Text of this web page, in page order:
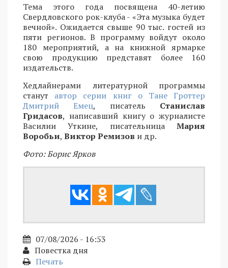
Тема этого года посвящена 40-летию
Свердловского рок-клуба - «Эта музыка будет
вечной». Ожидается свыше 90 тыс. гостей из
пяти регионов. В программу войдут около
180 мероприятий, а на книжной ярмарке
свою продукцию представят более 160
издательств.
Хедлайнерами литературной программы
станут автор серии книг о Тане Гроттер
Дмитрий Емец, писатель Станислав
Гридасов, написавший книгу о журналисте
Василии Уткине, писательница Мария
Воробьи, Виктор Ремизов и др.
Фото: Борис Ярков
07/08/2026 - 16:53
Повестка дня
Печать